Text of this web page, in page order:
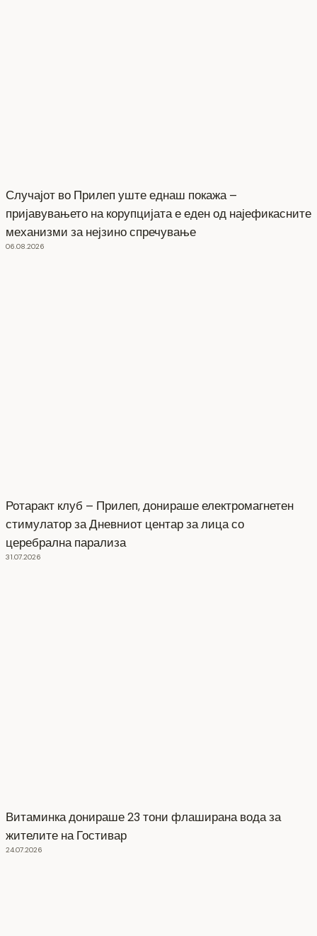
Случајот во Прилеп уште еднаш покажа –
пријавувањето на корупцијата е еден од најефикасните
механизми за нејзино спречување
06.08.2026
Ротаракт клуб – Прилеп, донираше електромагнетен
стимулатор за Дневниот центар за лица со
церебрална парализа
31.07.2026
Витаминка донираше 23 тони флаширана вода за
жителите на Гостивар
24.07.2026